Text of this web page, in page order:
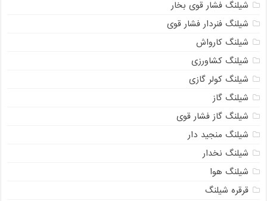
شیلنگ فشار قوی بخار
شیلنگ فنردار فشار قوی
شیلنگ کارواش
شیلنگ کشاورزی
شیلنگ کولر گازی
شیلنگ گاز
شیلنگ گاز فشار قوی
شیلنگ منجید دار
شیلنگ نخدار
شیلنگ هوا
قرقره شیلنگ